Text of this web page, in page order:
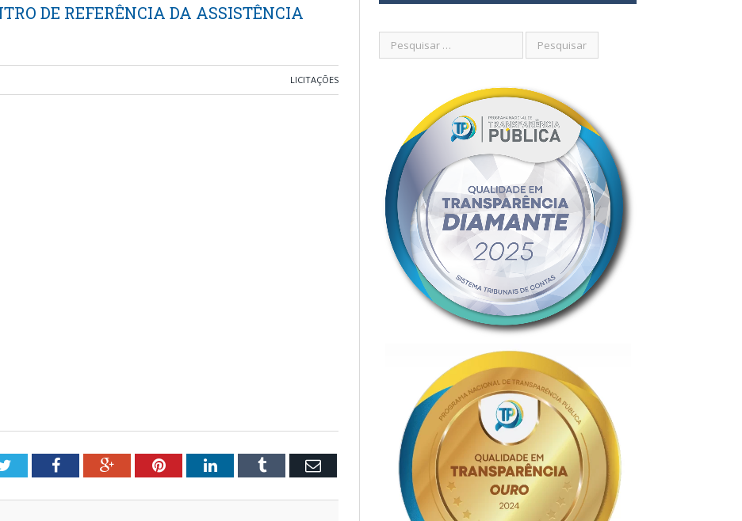
DE REFERÊNCIA DA ASSISTÊNCIA
LICITAÇÕES
TwitterFacebookGoogle+PinterestLinkedInTumblr Email